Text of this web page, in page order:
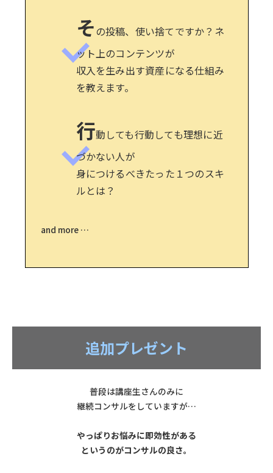
その投稿、使い捨てですか？ネ
ット上のコンテンツが
収入を生み出す資産になる仕組み
を教えます。
行動しても行動しても理想に近
づかない人が
身につけるべきたった１つのスキ
ルとは？
and more …
追加プレゼント
普段は講座生さんのみに
継続コンサルをしていますが…
やっぱりお悩みに即効性がある
というのがコンサルの良さ。